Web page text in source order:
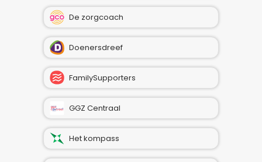
De zorgcoach
Doenersdreef
FamilySupporters
GGZ Centraal
Het kompass